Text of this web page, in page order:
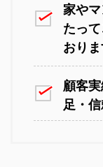
八雲町不用
苫小牧不用
家や
たって
おりま
顧客
足・